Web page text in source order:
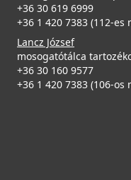
CATA - Csaptelep
+36 30 619 6999
+36 1 420 7383 (112-es
Lancz József
mosogatótálca
+36 30 160 9577
+36 1 420 7383 (106-os